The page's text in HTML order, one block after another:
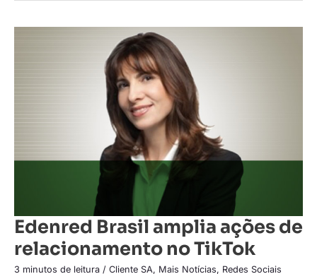
Edenred Brasil amplia ações de
relacionamento no TikTok
3 minutos de leitura / Cliente SA, Mais Notícias, Redes Sociais
Edenred
relacionamento